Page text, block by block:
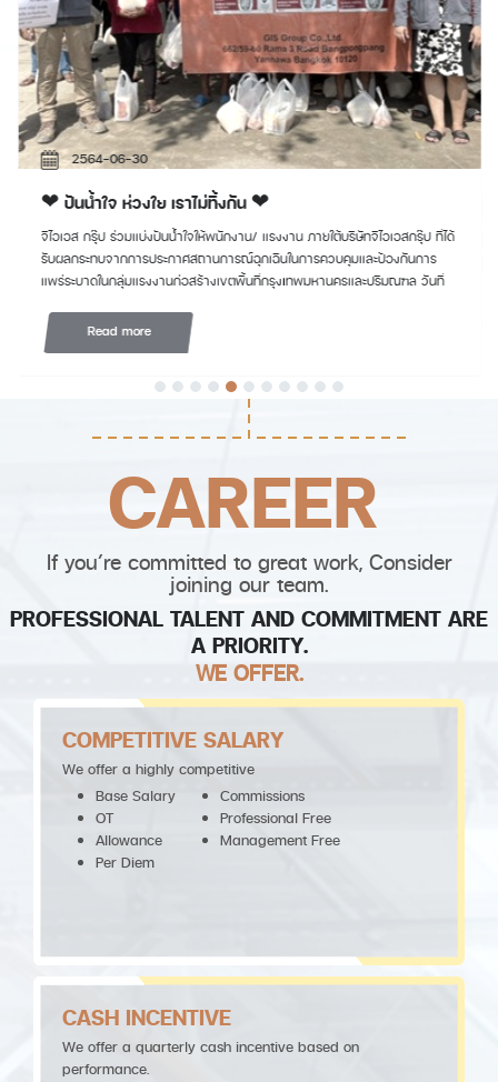
2564-06-30
❤ ปันน้ำใจ ห่วงใย เราไม่ทิ้งกัน ❤
จีไอเอส กรุ๊ป ร่วมแบ่งปันน้ำใจให้พนักงาน/ แรงงาน ภายใต้บริษัทจีไอเอสกรุ๊ป ที่ได้
รับผลกระทบจากการประกาศสถานการณ์ฉุกเฉินในการควบคุมและป้องกันการ
แพร่ระบาดในกลุ่มแรงงานก่อสร้างเขตพื้นที่กรุงเทพมหานครและปริมณฑล วันที่
Read more
CAREER
If you’re committed to great work, Consider
joining our team.
PROFESSIONAL TALENT AND COMMITMENT ARE
A PRIORITY.
WE OFFER.
COMPETITIVE SALARY
We offer a highly competitive
Base Salary
OT
Allowance
Per Diem
Commissions
Professional Free
Management Free
CASH INCENTIVE
We offer a quarterly cash incentive based on
performance.